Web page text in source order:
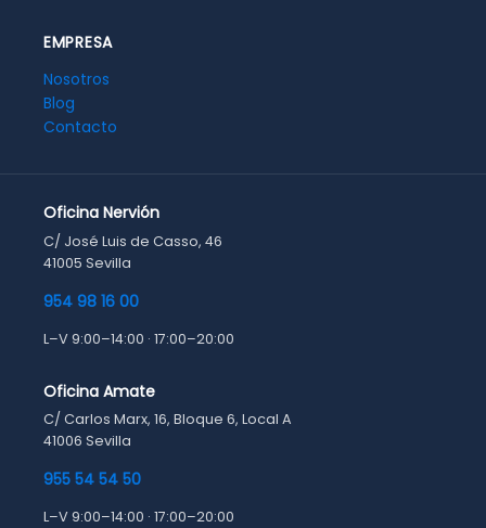
EMPRESA
Nosotros
Blog
Contacto
Oficina Nervión
C/ José Luis de Casso, 46
41005 Sevilla
954 98 16 00
L–V 9:00–14:00 · 17:00–20:00
Oficina Amate
C/ Carlos Marx, 16, Bloque 6, Local A
41006 Sevilla
955 54 54 50
L–V 9:00–14:00 · 17:00–20:00